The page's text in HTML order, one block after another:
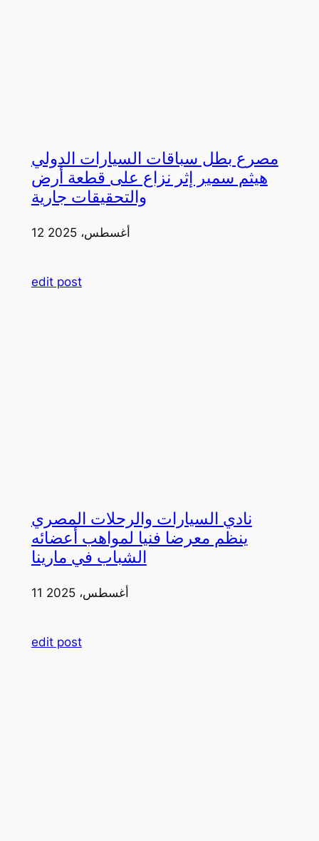
مصرع بطل سباقات السيارات الدولي
هيثم سمير إثر نزاع على قطعة أرض
والتحقيقات جارية
12 أغسطس، 2025
edit post
نادي السيارات والرحلات المصري
ينظم معرضا فنيا لمواهب أعضائه
الشباب في مارينا
11 أغسطس، 2025
edit post